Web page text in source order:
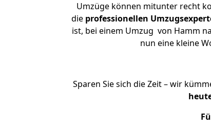
Umzüge können mitunter recht
die professionellen
ist, bei einem Umzug von Hamm
nun eine kleine
Sparen Sie sich die Zeit – wir